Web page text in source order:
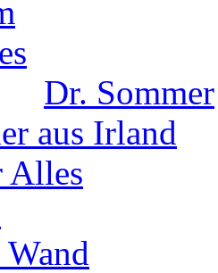
Dr. Sommer
aus Irland
Alles